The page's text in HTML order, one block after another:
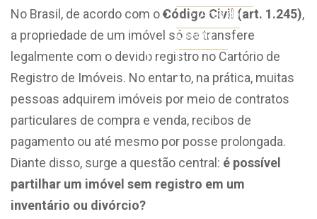
> Área do
Cliente
X
No Brasil, de acordo com oCódigo Civil (art. 1.245),
a propriedade de um imóvel só se transfere
legalmente com o devido registro no Cartório de
Registro de Imóveis. No entanto, na prática, muitas
pessoas adquirem imóveis por meio de contratos
particulares de compra e venda, recibos de
pagamento ou até mesmo por posse prolongada.
Diante disso, surge a questão central: é possível
partilhar um imóvel sem registro em um
inventário ou divórcio?